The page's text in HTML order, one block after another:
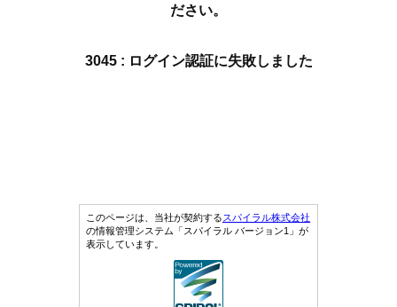
ださい。
3045 : ログイン認証に失敗しました
このページは、当社が契約するスパイラル株式会社
の情報管理システム「スパイラル バージョン1」が
表示しています。